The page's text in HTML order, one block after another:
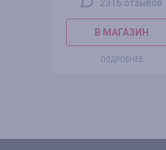
2316 отзывов
В МАГАЗИН
ПОДРОБНЕЕ